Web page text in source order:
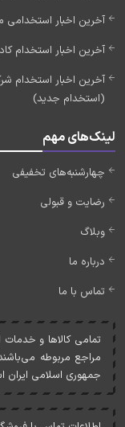
آخرین اخبار استخدامی
آخرین اخبار استخدام کادر
(استخدام جدید)
لینک‌های مهم
چهارشنبه‌های تخفیفی
رضایت و قبولی
وبلاگ
درباره ما
تماس با ما
تمامی کالاها و
مراجع مربوطه
جمهوری اسلامی ايران